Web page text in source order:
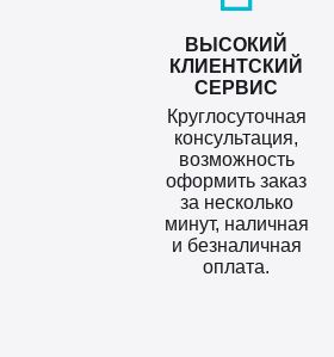
ВЫСОКИЙ
КЛИЕНТСКИЙ
СЕРВИС
Круглосуточная
консультация,
возможность
оформить заказ
за несколько
минут, наличная
и безналичная
оплата.